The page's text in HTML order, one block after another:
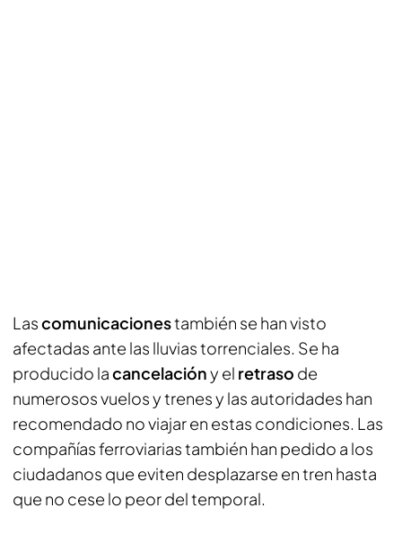
Lascomunicacionestambién se han visto
afectadas ante las lluvias torrenciales. Se ha
producido lacancelacióny el retraso de
numerosos vuelos y trenes y las autoridades han
recomendado no viajar en estas condiciones. Las
compañías ferroviarias también han pedido a los
ciudadanos que eviten desplazarse en tren hasta
que no cese lo peor del temporal.